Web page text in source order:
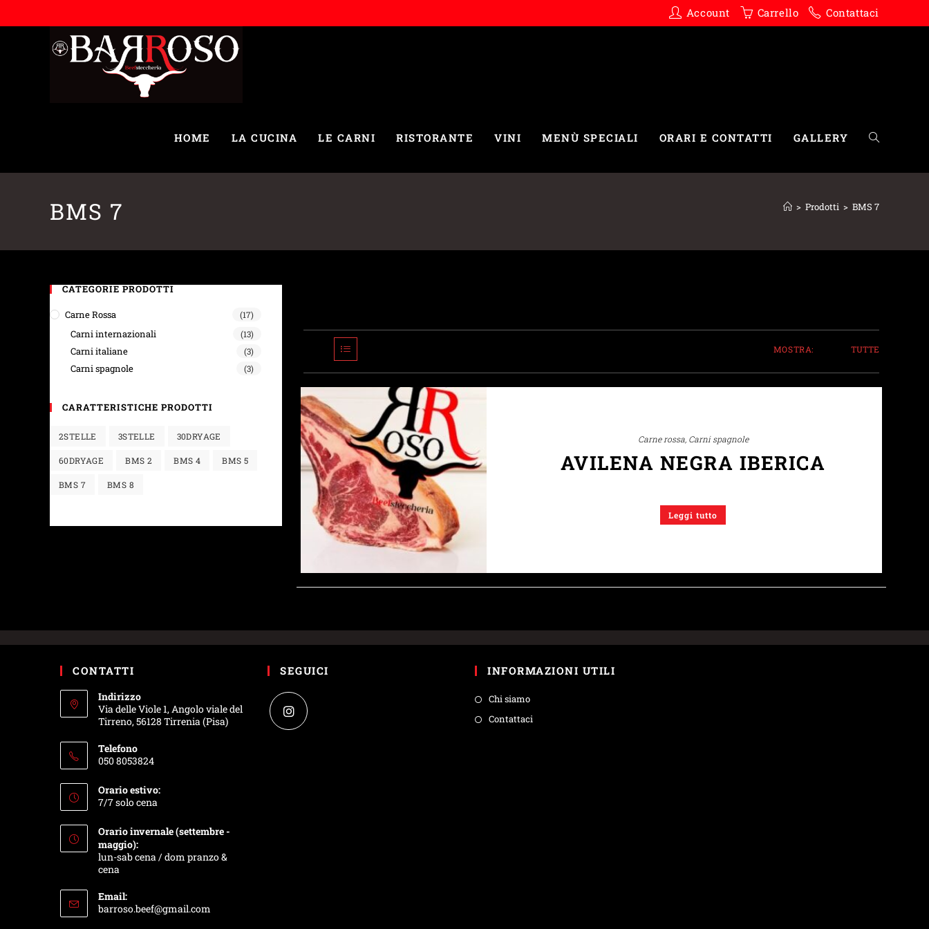
Account Carrello Contattaci
HOME LA CUCINA LE CARNI RISTORANTE VINI MENÙ SPECIALI ORARI E CONTATTI GALLERY
BMS 7 > Prodotti > BMS 7
CATEGORIE PRODOTTI
Carne Rossa (17)
Carni internazionali (13)
Carni italiane (3)
Carni spagnole (3)
CARATTERISTICHE PRODOTTI
2STELLE 3STELLE 30DRYAGE
60DRYAGE BMS 2 BMS 4 BMS 5
BMS 7 BMS 8
MOSTRA: TUTTE
Carne rossa, Carni spagnole
AVILENA NEGRA IBERICA
Leggi tutto
CONTATTI
Indirizzo
Via delle Viole 1, Angolo viale del
Tirreno, 56128 Tirrenia (Pisa)
Telefono
050 8053824
Orario estivo:
7/7 solo cena
Orario invernale (settembre -
maggio):
lun-sab cena / dom pranzo &
cena
Email:
barroso.beef@gmail.com
SEGUICI INFORMAZIONI UTILI
Chi siamo
Contattaci